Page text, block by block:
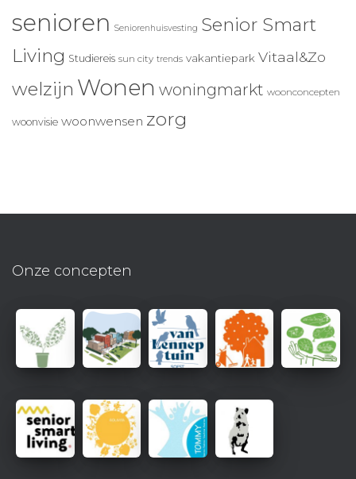
senioren Seniorenhuisvesting Senior Smart
Living Studiereis sun city trends vakantiepark Vitaal&Zo
welzijn Wonen woningmarkt woonconcepten
woonvisie woonwensen zorg
Onze concepten